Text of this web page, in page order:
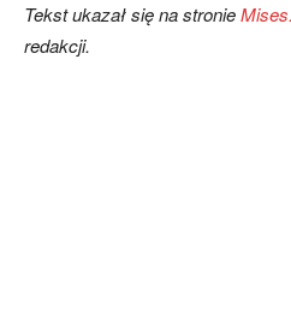
Tekst ukazał się na stronie
redakcji.